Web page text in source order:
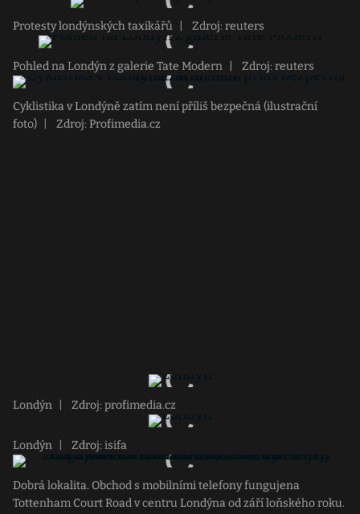
Protesty londýnských taxikářů Zdroj: reuters
Pohled na Londýn z galerie Tate Modern Zdroj: reuters
Cyklistika v Londýně zatím není příliš bezpečná (ilustrační
foto)
Zdroj: Profimedia.cz
Londýn Zdroj: profimedia.cz
Londýn Zdroj: isifa
Dobrá lokalita. Obchod s mobilními telefony fungujena
Tottenham Court Road v centru Londýna od září loňského roku.